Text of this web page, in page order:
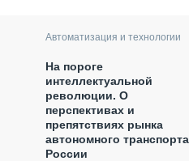
Автоматизация и технологии
На пороге
интеллектуальной
революции. О
перспективах и
препятствиях рынка
автономного
России